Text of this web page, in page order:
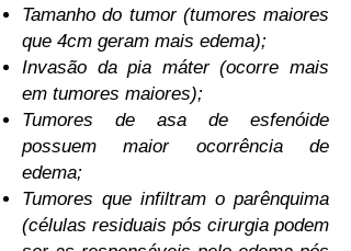
Tamanho do tumor (tumores maiores
que 4cm geram mais edema);
Invasão da pia máter (ocorre mais
em tumores maiores);
Tumores de asa de esfenóide
possuem maior ocorrência de
edema;
Tumores que infiltram o parênquima
(células residuais pós cirurgia podem